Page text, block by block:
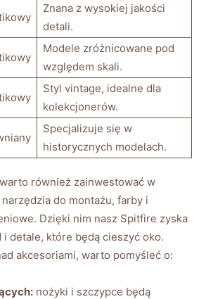
Znana z wysokiej jakości
detali.
Modele zróżnicowane pod
względem skali.
Styl vintage, idealne dla
kolekcjonerów.
Specjalizuje się w
historycznych modelach.
również zainwestować w
do montażu, farby i
Dzięki nim nasz Spitfire zyska
detale, które będą cieszyć oko.
akcesoriami, warto pomyśleć o:
nożyki i szczypce będą